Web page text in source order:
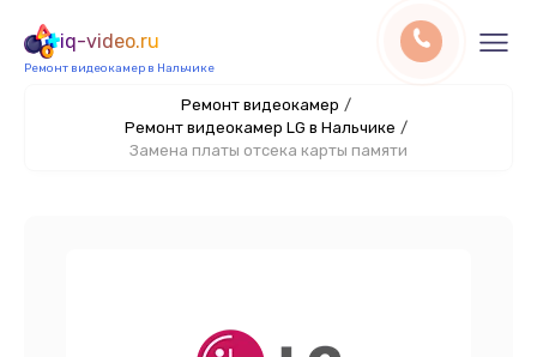
iq-video.ru
Ремонт видеокамер в Нальчике
Ремонт видеокамер /
Ремонт видеокамер LG в Нальчике /
Замена платы отсека карты памяти